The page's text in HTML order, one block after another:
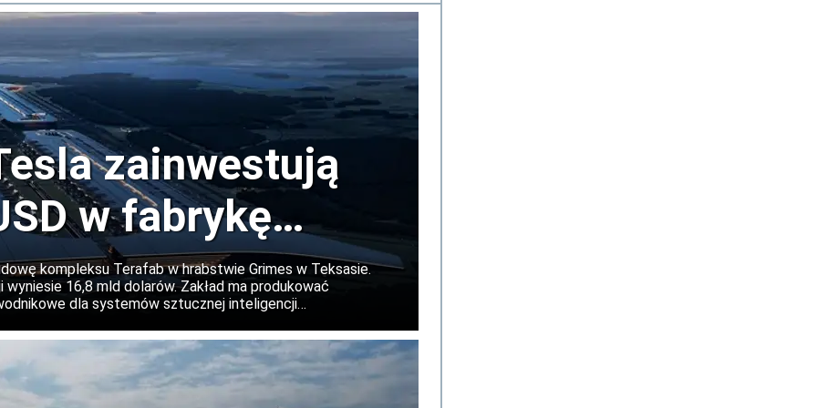
zainwestują
w fabrykę
kompleksu Terafab w hrabstwie Grimes w Teksasie.
16,8 mld dolarów. Zakład ma produkować
dla systemów sztucznej inteligencji